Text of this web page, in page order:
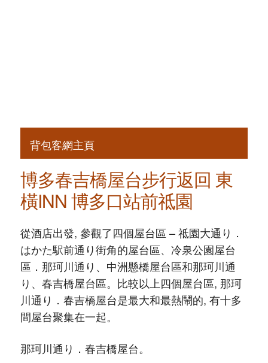
背包客網主頁
博多春吉橋屋台步行返回 東
橫INN 博多口站前祗園
從酒店出發, 參觀了四個屋台區 – 祗園大通り．
はかた駅前通り街角的屋台區、冷泉公園屋台
區．那珂川通り、中洲懸橋屋台區和那珂川通
り、春吉橋屋台區。比較以上四個屋台區, 那珂
川通り．春吉橋屋台是最大和最熱鬧的, 有十多
間屋台聚集在一起。
那珂川通り．春吉橋屋台。